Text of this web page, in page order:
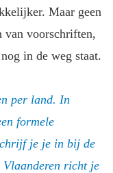
Maar geen
van voorschriften,
in de weg staat.
per land. In
formele
je je in bij de
richt je